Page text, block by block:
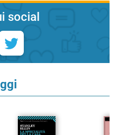
social